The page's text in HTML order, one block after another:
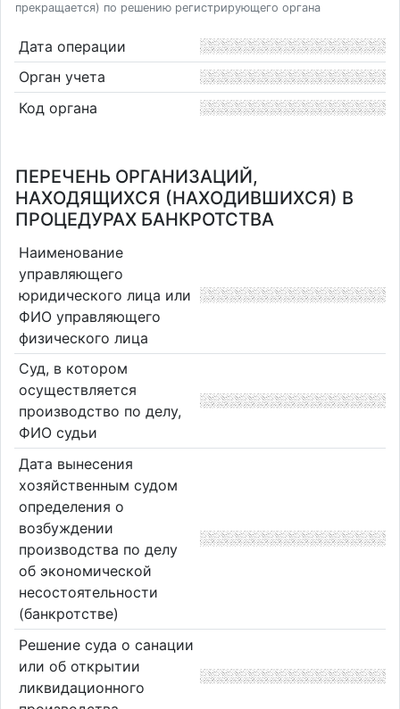
прекращается) по решению регистрирующего органа
Дата операции
Орган учета
Код органа
ПЕРЕЧЕНЬ ОРГАНИЗАЦИЙ,
НАХОДЯЩИХСЯ (НАХОДИВШИХСЯ) В
ПРОЦЕДУРАХ БАНКРОТСТВА
Наименование
управляющего
юридического лица или
ФИО управляющего
физического лица
Суд, в котором
осуществляется
производство по делу,
ФИО судьи
Дата вынесения
хозяйственным судом
определения о
возбуждении
производства по делу
об экономической
несостоятельности
(банкротстве)
Решение суда о санации
или об открытии
ликвидационного